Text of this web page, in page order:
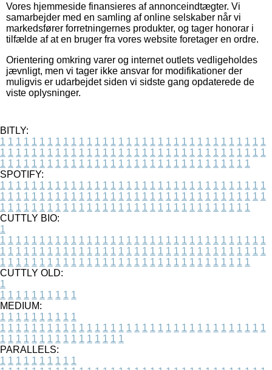
Vores hjemmeside finansieres af annonceindtægter. Vi
samarbejder med en samling af online selskaber når vi
markedsfører forretningernes produkter, og tager honorar i
tilfælde af at en bruger fra vores website foretager en ordre.
Orientering omkring varer og internet outlets vedligeholdes
jævnligt, men vi tager ikke ansvar for modifikationer der
muligvis er udarbejdet siden vi sidste gang opdaterede de
viste oplysninger.
BITLY:
1 1 1 1 1 1 1 1 1 1 1 1 1 1 1 1 1 1 1 1 1 1 1 1 1 1 1 1 1 1 1 1 1 1
1 1 1 1 1 1 1 1 1 1 1 1 1 1 1 1 1 1 1 1 1 1 1 1 1 1 1 1 1 1 1 1 1 1
1 1 1 1 1 1 1 1 1 1 1 1 1 1 1 1 1 1 1 1 1 1 1 1 1 1 1 1 1 1 1 1
SPOTIFY:
1 1 1 1 1 1 1 1 1 1 1 1 1 1 1 1 1 1 1 1 1 1 1 1 1 1 1 1 1 1 1 1 1 1
1 1 1 1 1 1 1 1 1 1 1 1 1 1 1 1 1 1 1 1 1 1 1 1 1 1 1 1 1 1 1 1 1 1
1 1 1 1 1 1 1 1 1 1 1 1 1 1 1 1 1 1 1 1 1 1 1 1 1 1 1 1 1 1 1 1
CUTTLY BIO:
1
1 1 1 1 1 1 1 1 1 1 1 1 1 1 1 1 1 1 1 1 1 1 1 1 1 1 1 1 1 1 1 1 1 1
1 1 1 1 1 1 1 1 1 1 1 1 1 1 1 1 1 1 1 1 1 1 1 1 1 1 1 1 1 1 1 1 1 1
1 1 1 1 1 1 1 1 1 1 1 1 1 1 1 1 1 1 1 1 1 1 1 1 1 1 1 1 1 1 1 1
CUTTLY OLD:
1
1 1 1 1 1 1 1 1 1 1
MEDIUM:
1 1 1 1 1 1 1 1 1 1
1 1 1 1 1 1 1 1 1 1 1 1 1 1 1 1 1 1 1 1 1 1 1 1 1 1 1 1 1 1 1 1 1 1
1 1 1 1 1 1 1 1 1 1 1 1 1 1 1 1
PARALLELS:
1 1 1 1 1 1 1 1 1 1